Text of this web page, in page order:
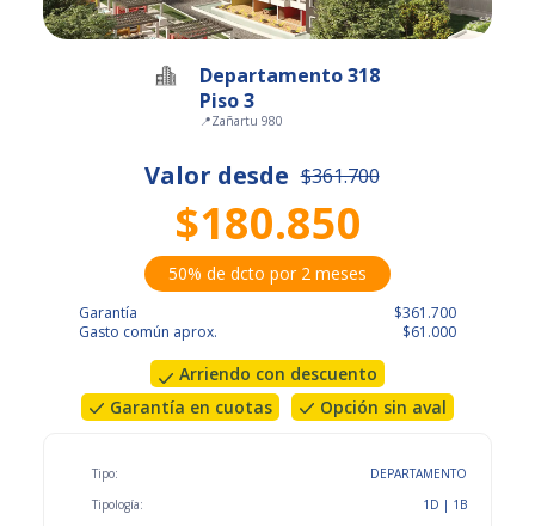
Departamento 318
Piso 3
📍Zañartu 980
Valor desde $361.700
$180.850
50% de dcto por 2 meses
Garantía
Gasto común aprox.
$361.700
$61.000
Arriendo con descuento
Garantía en cuotas
Opción sin aval
Tipo:
Tipología:
DEPARTAMENTO
1D | 1B